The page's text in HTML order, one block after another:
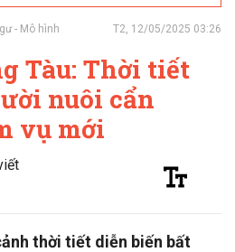
- Mô hình T2, 12/05/2025 03:26
Tàu: Thời tiết
nuôi cẩn
vụ mới
thời tiết diễn biến bất